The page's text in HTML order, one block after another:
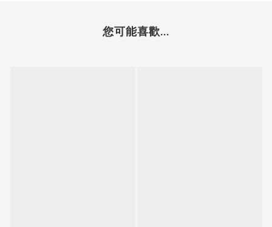
您可能喜歡...